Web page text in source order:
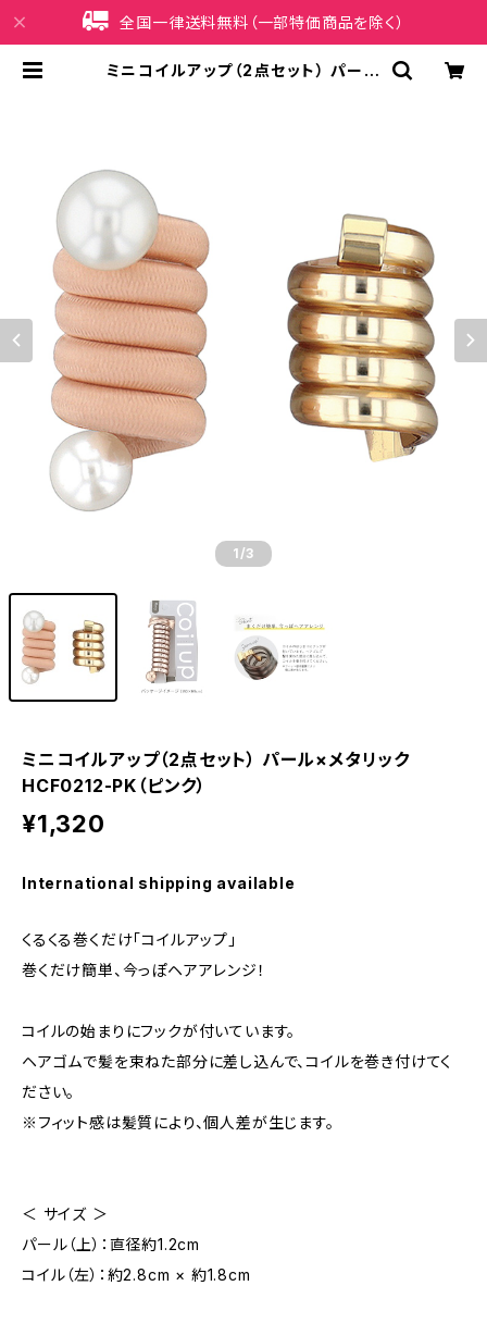
全国一律送料無料（一部特価商品を除く）
ミニコイルアップ（2点セット） パール
1 /3
ミニコイルアップ（2点セット） パール×メタリック
HCF0212-PK（ピンク）
¥1,320
International shipping available
くるくる巻くだけ「コイルアップ」
巻くだけ簡単、今っぽヘアアレンジ！
コイルの始まりにフックが付いています。
ヘアゴムで髪を束ねた部分に差し込んで、コイルを巻き付けてく
ださい。
※フィット感は髪質により、個人差が生じます。
＜ サイズ ＞
パール（上）：直径約1.2cm
コイル（左）：約2.8cm × 約1.8cm